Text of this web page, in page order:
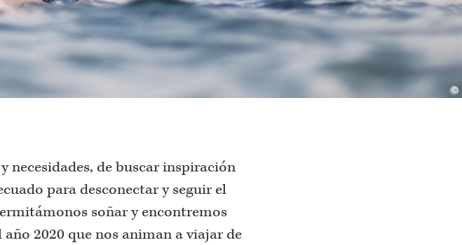
©
necesidades, de buscar inspiración
para desconectar y seguir el
soñar y encontremos
2020 que nos animan a viajar de